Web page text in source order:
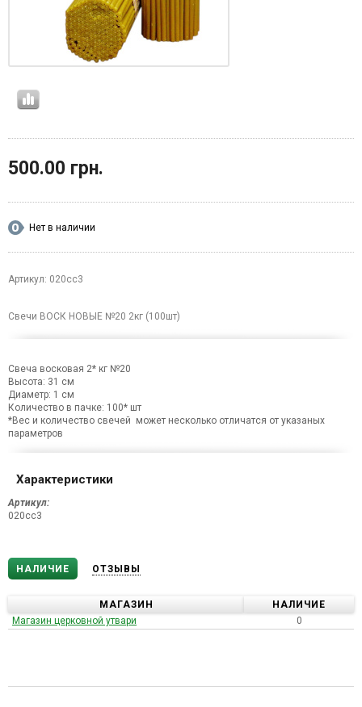
500.00 грн.
Нет в наличии
Артикул: 020сс3
Свечи ВОСК НОВЫЕ №20 2кг (100шт)
Свеча восковая 2* кг №20
Высота: 31 см
Диаметр: 1 см
Количество в пачке: 100* шт
*Вес и количество свечей может несколько отличатся от указаных
параметров
Характеристики
Артикул:
020сс3
НАЛИЧИЕ ОТЗЫВЫ
МАГАЗИН
НАЛИЧИЕ
Магазин церковной утвари
0